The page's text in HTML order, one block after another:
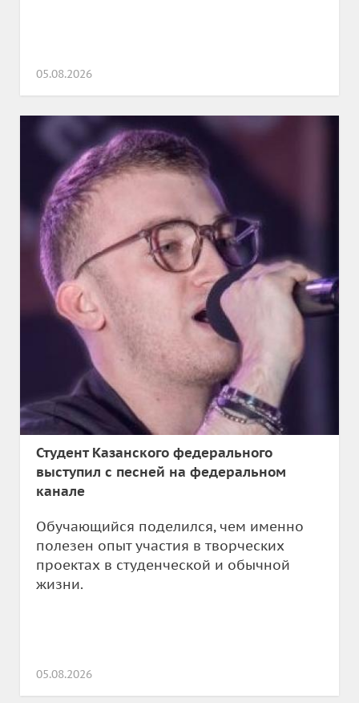
05.08.2026
Студент Казанского федерального
выступил с песней на федеральном
канале
Обучающийся поделился, чем именно
полезен опыт участия в творческих
проектах в студенческой и обычной
жизни.
05.08.2026